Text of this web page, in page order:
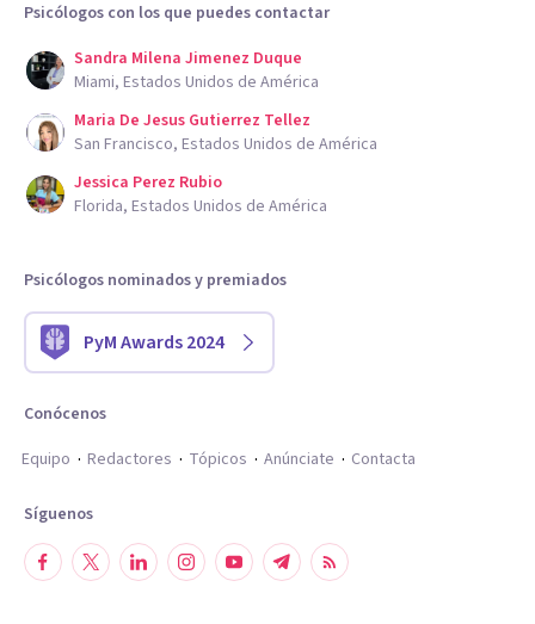
Psicólogos con los que puedes contactar
Sandra Milena Jimenez Duque
Miami, Estados Unidos de América
Maria De Jesus Gutierrez Tellez
San Francisco, Estados Unidos de América
Jessica Perez Rubio
Florida, Estados Unidos de América
Psicólogos nominados y premiados
PyM Awards 2024
Conócenos
Equipo
Redactores Tópicos Anúnciate Contacta
Síguenos